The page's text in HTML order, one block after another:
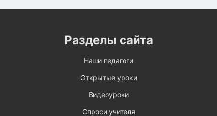
Разделы сайта
Наши педагоги
Открытые уроки
Видеоуроки
Спроси учителя